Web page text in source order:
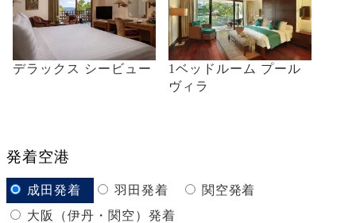
デラックス シービュー
1ベッドルーム プール
ヴィラ
発着空港
成田発着 羽田発着
関空発着
大阪（伊丹・関空）発着